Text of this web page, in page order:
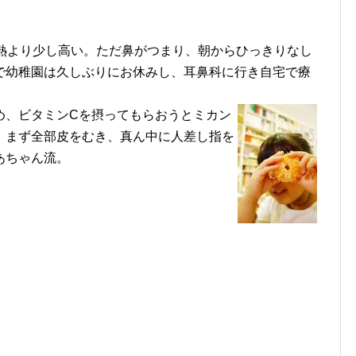
り少し高い。ただ鼻がつまり、朝からひっきりなし
稚園は久しぶりにお休みし、耳鼻科に行き自宅で療
ビタミンCを摂ってもらおうとミカン
ず全部皮をむき、真ん中に人差し指を
ゃん流。